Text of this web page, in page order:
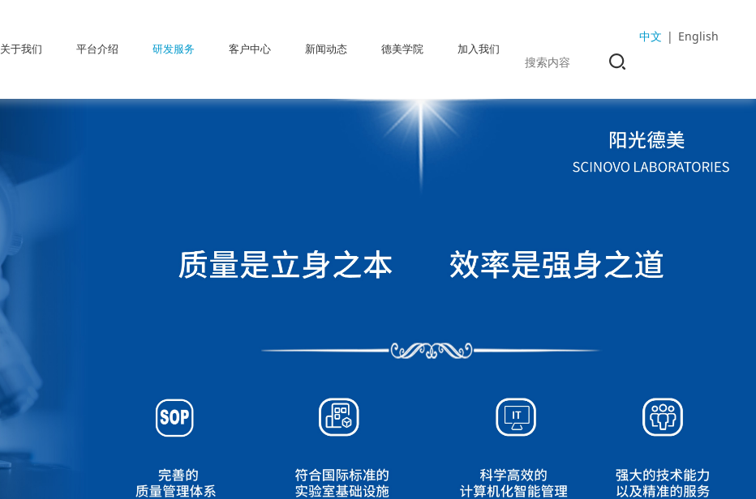
中文 | English
关于我们 平台介绍 研发服务 客户中心 新闻动态 德美学院 加入我们